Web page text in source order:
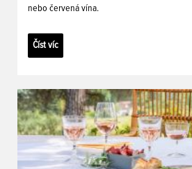
nebo červená vína.
Číst víc